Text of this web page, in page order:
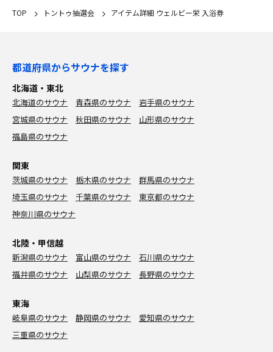
TOP トントゥ抽選会 アイテム詳細 ウェルビー栄 入浴券
都道府県からサウナを探す
北海道・東北
北海道のサウナ 青森県のサウナ
岩手県のサウナ
宮城県のサウナ
秋田県のサウナ
山形県のサウナ
福島県のサウナ
関東
茨城県のサウナ 栃木県のサウナ
群馬県のサウナ
埼玉県のサウナ
千葉県のサウナ
東京都のサウナ
神奈川県のサウナ
北陸・甲信越
新潟県のサウナ 富山県のサウナ
石川県のサウナ
福井県のサウナ
山梨県のサウナ 長野県のサウナ
東海
岐阜県のサウナ 静岡県のサウナ
愛知県のサウナ
三重県のサウナ